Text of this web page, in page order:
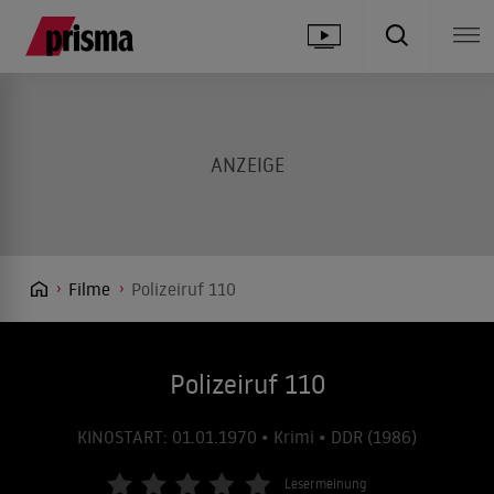
Filme Polizeiruf 110
Polizeiruf 110
KINOSTART: 01.01.1970 • Krimi • DDR (1986)
Lesermeinung